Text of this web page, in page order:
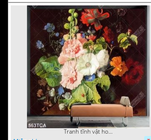
Tranh tĩnh vật hoa quả decor phòng khách in uv